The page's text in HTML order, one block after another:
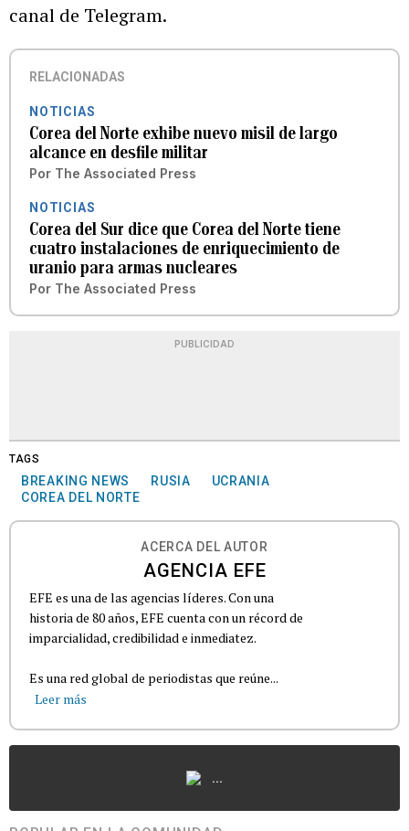
canal de Telegram.
RELACIONADAS
NOTICIAS
Corea del Norte exhibe nuevo misil de largo
alcance en desfile militar
Por The Associated Press
NOTICIAS
Corea del Sur dice que Corea del Norte tiene
cuatro instalaciones de enriquecimiento de
uranio para armas nucleares
Por The Associated Press
PUBLICIDAD
TAGS
BREAKING NEWS RUSIA
UCRANIA
COREA DEL NORTE
ACERCA DEL AUTOR
AGENCIA EFE
EFE es una de las agencias líderes. Con una
historia de 80 años, EFE cuenta con un récord de
imparcialidad, credibilidad e inmediatez.
Es una red global de periodistas que reúne...
Leer más
...